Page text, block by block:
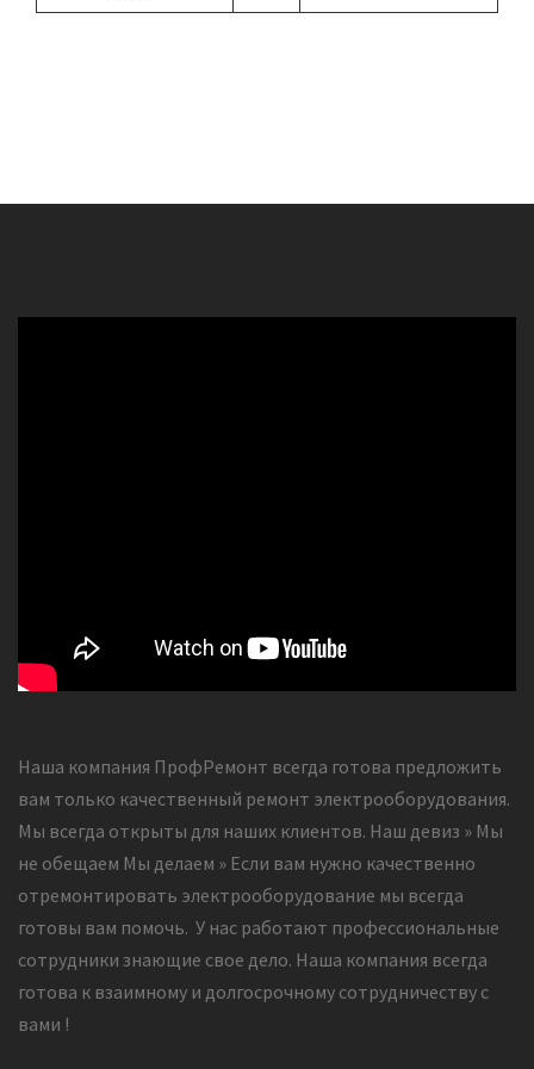
Наша компания ПрофРемонт всегда готова предложить
вам только качественный ремонт электрооборудования.
Мы всегда открыты для наших клиентов. Наш девиз » Мы
не обещаем Мы делаем » Если вам нужно качественно
отремонтировать электрооборудование мы всегда
готовы вам помочь. У нас работают профессиональные
сотрудники знающие свое дело. Наша компания всегда
готова к взаимному и долгосрочному сотрудничеству с
вами !